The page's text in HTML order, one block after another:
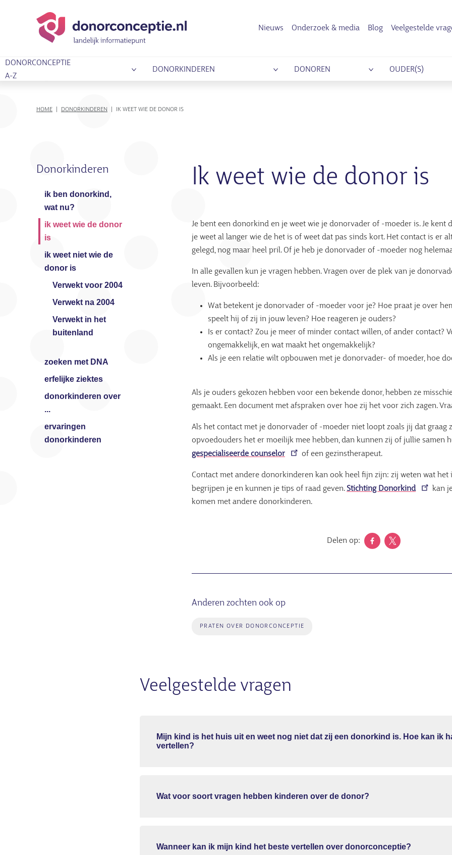
Nieuws Onderzoek & media Blog Veelgestelde
DONORCONCEPTIE
A-Z
DONORKINDEREN DONOREN OUDER(S)
KRUIMELPAD
HOME DONORKINDEREN IK WEET WIE DE DONOR IS
Donorkinderen
ik ben donorkind,
wat nu?
ik weet wie de donor
is
ik weet niet wie de
donor is
Verwekt voor 2004
Verwekt na 2004
Verwekt in het
buitenland
zoeken met DNA
erfelijke ziektes
donorkinderen over
...
ervaringen
donorkinderen
Ik weet wie de donor is
Je bent een donorkind en je weet wie je donorvader of -moeder is. Je kent
je weet al langer wie de het is of weet dat pas sinds kort. Het contact is er
gelegd, nog maar heel pril. Of je heb je donorvader of -moeder nog
In alle gevallen kun je vragen hebben. Vragen over de plek van je
leven. Bijvoorbeeld:
Wat betekent je donorvader of -moeder voor je? Hoe praat je over
speelt hij of zij in jouw leven? Hoe reageren je ouders?
Is er contact? Zou je meer of minder contact willen, of ander contact?
ongemakkelijk, en wat maakt het ongemakkelijk?
Als je een relatie wilt opbouwen met je donorvader- of moeder, hoe
Als je ouders gekozen hebben voor een bekende donor, hebben ze
gemaakt. Een document met afspraken over hoe zij het voor zich zagen.
Als het contact met je donorvader of -moeder niet loopt zoals jij dat graag
opvoedouders het er moeilijk mee hebben, dan kunnen zij of jullie samen
gespecialiseerde counselor
of een gezinstherapeut.
Contact met andere donorkinderen kan ook heel fijn zijn: zij weten wat het
begrijpen je en kunnen je tips of raad geven.Stichting Donorkind
kan
komen met andere donorkinderen.
Delen op:
Anderen zochten ook op
PRATEN OVER DONORCONCEPTIE
Veelgestelde vragen
Mijn kind is het huis uit en weet nog niet dat zij een donorkind is. Hoe kan ik
vertellen?
Wat voor soort vragen hebben kinderen over de donor?
Wanneer kan ik mijn kind het beste vertellen over donorconceptie?